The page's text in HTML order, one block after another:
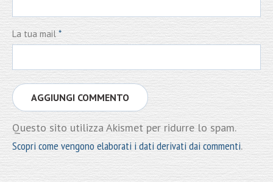
La tua mail *
Questo sito utilizza Akismet per ridurre lo spam.
Scopri come vengono elaborati i dati derivati dai commenti.